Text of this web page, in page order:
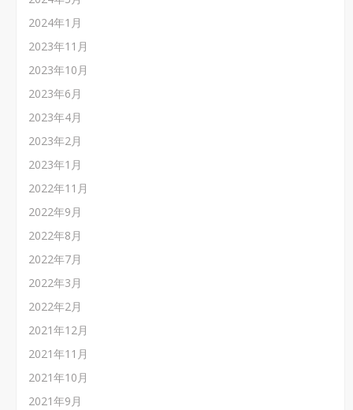
2024年1月
2023年11月
2023年10月
2023年6月
2023年4月
2023年2月
2023年1月
2022年11月
2022年9月
2022年8月
2022年7月
2022年3月
2022年2月
2021年12月
2021年11月
2021年10月
2021年9月